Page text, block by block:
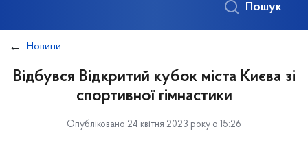
Пошук
Новини
Відбувся Відкритий кубок міста Києва зі
спортивної гімнастики
Опубліковано 24 квітня 2023 року о 15:26